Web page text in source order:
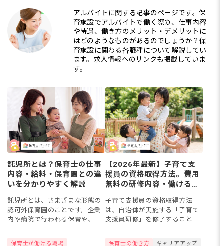
アルバイトに関する記事のページです。保
育施設でアルバイトで働く際の、仕事内容
や待遇、働き方のメリット・デメリットに
はどのようなものがあるのでしょうか？保
育施設に関わる各職種について解説してい
ます。求人情報へのリンクも掲載していま
す。
託児所とは？保育士の仕事
内容・給料・保育園との違
いを分かりやすく解説
託児所とは、さまざまな形態の
認可外保育園のことです。企業
内や病院で行われる保育や、商
保育士が働ける職場
【2026年最新】子育て支
援員の資格取得方法。費用
無料の研修内容・働ける職
説
子育て支援員の資格取得方法
は、自治体が実施する「子育て
支援員研修」を修了することで
保育士の働き方 キャリアアップ